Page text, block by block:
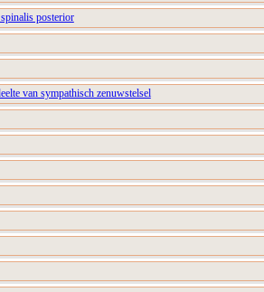
posterior
van sympathisch zenuwstelsel